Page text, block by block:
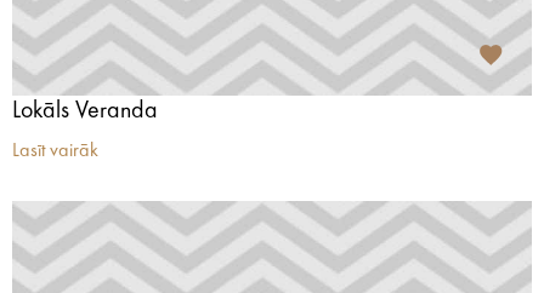
Lokāls Veranda
Lasīt vairāk